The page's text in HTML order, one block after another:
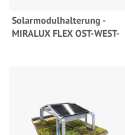
Solarmodulhalterung -
MIRALUX FLEX OST-WEST-